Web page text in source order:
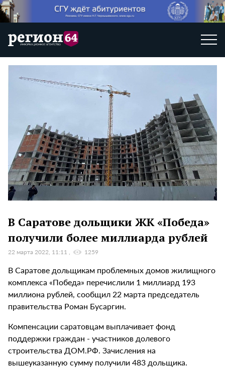
В Саратове дольщики ЖК «Победа»
получили более миллиарда рублей
22 марта 2022, 11:11 1259
В Саратове дольщикам проблемных домов жилищного
комплекса «Победа» перечислили 1 миллиард 193
миллиона рублей, сообщил 22 марта председатель
правительства Роман Бусаргин.
Компенсации саратовцам выплачивает фонд
поддержки граждан - участников долевого
строительства ДОМ.РФ. Зачисления на
вышеуказанную сумму получили 483 дольщика.